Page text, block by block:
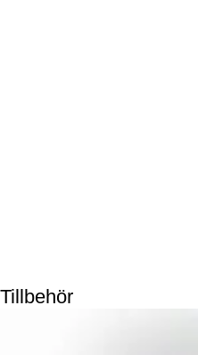
Tillbehör